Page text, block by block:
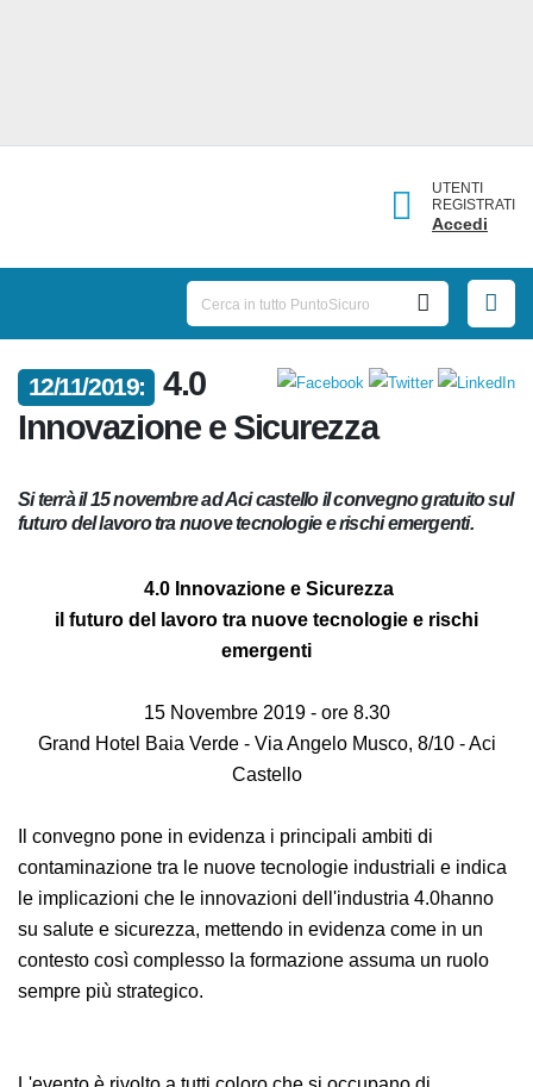
UTENTI
REGISTRATI
Accedi
12/11/2019:
4.0
Innovazione e Sicurezza
Si terrà il 15 novembre ad Aci castello il convegno gratuito
sul futuro del lavoro tra nuove tecnologie e rischi
4.0 Innovazione e Sicurezza
il futuro del lavoro tra nuove tecnologie e rischi
15 Novembre 2019 - ore 8.30
Grand Hotel Baia Verde - Via Angelo Musco, 8/10 - Aci
Il convegno pone in evidenza i principali ambiti di
contaminazione tra le nuove tecnologie industriali e
indica le implicazioni che le innovazioni dell'industria
4.0hanno su salute e sicurezza, mettendo in evidenza
come in un contesto così complesso la formazione